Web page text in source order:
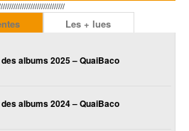
Les + lues
des albums 2025 – QuaiBaco
des albums 2024 – QuaiBaco